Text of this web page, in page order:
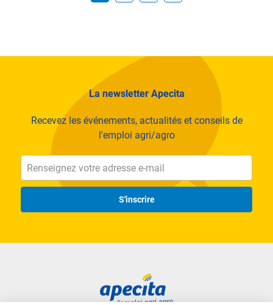
La newsletter Apecita
Recevez les événements, actualités et conseils de
l'emploi agri/agro
S'inscrire